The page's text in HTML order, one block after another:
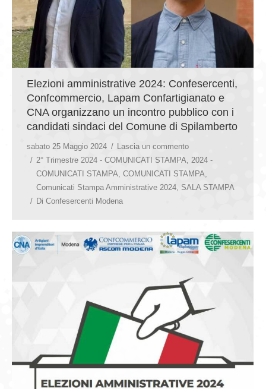
Elezioni amministrative 2024: Confesercenti,
Confcommercio, Lapam Confartigianato e
CNA organizzano un incontro pubblico con i
candidati sindaci del Comune di Spilamberto
sabato 25 Maggio 2024
Lascia un commento
2° Trimestre 2024 - COMUNICATI STAMPA
2024 -
COMUNICATI STAMPA COMUNICATI STAMPA
Comunicati Stampa Amministrative 2024 SALA STAMPA
Di Confesercenti Modena